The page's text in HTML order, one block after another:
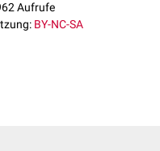
Aufrufe
BY-NC-SA